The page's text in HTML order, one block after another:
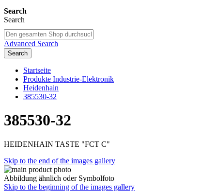
Search
Search
Advanced Search
Search
Startseite
Produkte Industrie-Elektronik
Heidenhain
385530-32
385530-32
HEIDENHAIN TASTE "FCT C"
Skip to the end of the images gallery
Abbildung ähnlich oder Symbolfoto
Skip to the beginning of the images gallery